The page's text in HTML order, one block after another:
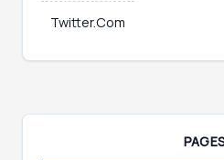
Twitter.Com